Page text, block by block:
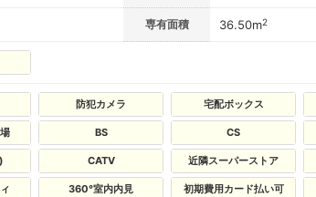
専有面積 36.50m2
防犯カメラ 宅配ボックス
BS CS
CATV 近隣スーパーストア
360°室内内見 初期費用カード払い可